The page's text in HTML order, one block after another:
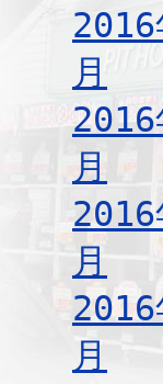
月
2016
月
月
月